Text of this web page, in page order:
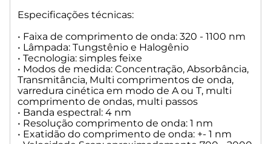
Especificações técnicas:
• Faixa de comprimento de onda: 320 - 1100 nm
• Lâmpada: Tungstênio e Halogênio
• Tecnologia: simples feixe
• Modos de medida: Concentração, Absorbância,
Transmitância, Multi comprimentos de onda,
varredura cinética em modo de A ou T, multi
comprimento de ondas, multi passos
• Banda espectral: 4 nm
• Resolução comprimento de onda: 1 nm
• Exatidão do comprimento de onda: +- 1 nm